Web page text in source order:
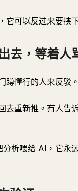
可以反过来要挟
去，等着人
蹲懂行的人来反驳。
去重新推。有人告
析喂给 AI，它永